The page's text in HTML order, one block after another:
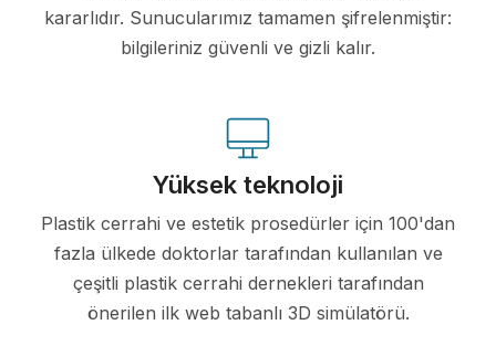
kararlıdır. Sunucularımız tamamen şifrelenmiştir:
bilgileriniz güvenli ve gizli kalır.
Yüksek teknoloji
Plastik cerrahi ve estetik prosedürler için 100'dan
fazla ülkede doktorlar tarafından kullanılan ve
çeşitli plastik cerrahi dernekleri tarafından
önerilen ilk web tabanlı 3D simülatörü.